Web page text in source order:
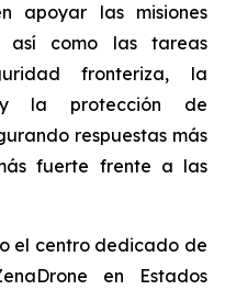
apoyar las misiones
así como las tareas
fronteriza, la
la protección de
respuestas más
fuerte frente a las
el centro dedicado de
en Estados